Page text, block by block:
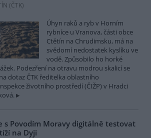
(ČTK)
Úhyn raků a ryb v Horním
rybníce u Vranova, části obce
Ctětín na Chrudimsku, má na
svědomí nedostatek kyslíku ve
vodě. Způsobilo ho horké
Podezření na otravu modrou skalicí se
dotaz ČTK ředitelka oblastního
životního prostředí (ČIŽP) v Hradci
s Povodím Moravy digitálně testovat
na Dyji